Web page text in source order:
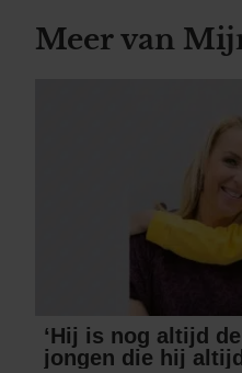
Meer van
‘Hij is nog altijd
jongen die hij